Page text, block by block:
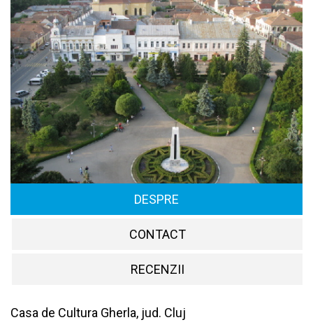
DESPRE
CONTACT
RECENZII
Casa de Cultura Gherla, jud. Cluj